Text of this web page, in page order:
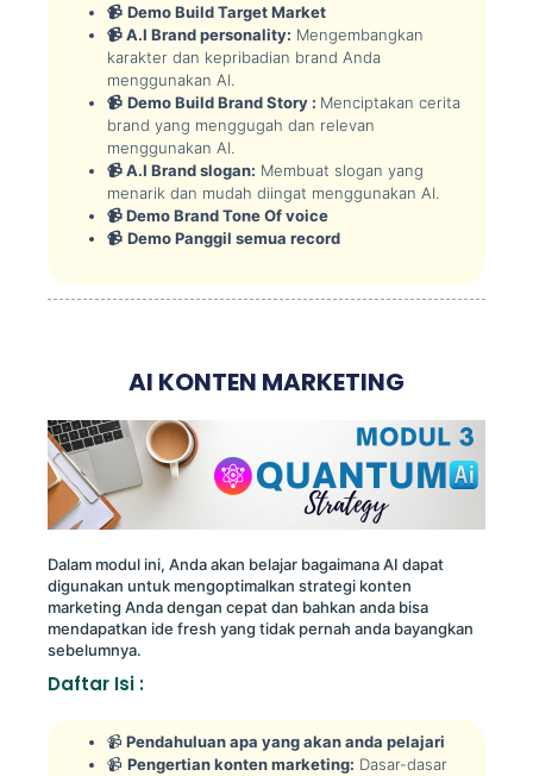
📹 Demo Build Target Market
📹 A.I Brand personality: Mengembangkan
karakter dan kepribadian brand Anda
menggunakan AI.
📹 Demo Build Brand Story : Menciptakan cerita
brand yang menggugah dan relevan
menggunakan AI.
📹 A.I Brand slogan: Membuat slogan yang
menarik dan mudah diingat menggunakan AI.
📹 Demo Brand Tone Of voice
📹 Demo Panggil semua record
AI KONTEN MARKETING
Dalam modul ini, Anda akan belajar bagaimana AI dapat
digunakan untuk mengoptimalkan strategi konten
marketing Anda dengan cepat dan bahkan anda bisa
mendapatkan ide fresh yang tidak pernah anda bayangkan
sebelumnya.
Daftar Isi :
📹 Pendahuluan apa yang akan anda pelajari
📹 Pengertian konten marketing: Dasar-dasar